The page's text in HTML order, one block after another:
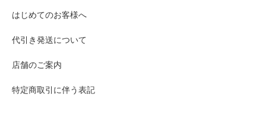
はじめてのお客様へ
代引き発送について
店舗のご案内
特定商取引に伴う表記